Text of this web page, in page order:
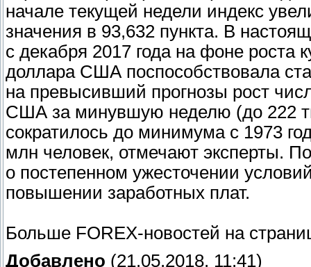
начале текущей недели индекс
значения в 93,632 пункта. В
с декабря 2017 года на фоне
доллара США поспособствовала
на превысивший прогнозы рост
США за минувшую неделю (до 222
сократилось до минимума с 1973
млн человек, отмечают эксперты.
о постепенном ужесточении
повышении заработных плат.
Больше FOREX-новостей на
Добавлено (21.05.2018, 11:41)